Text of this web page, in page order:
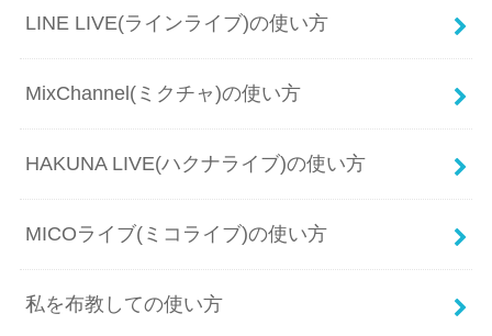
LINE LIVE(ラインライブ)の使い方
MixChannel(ミクチャ)の使い方
HAKUNA LIVE(ハクナライブ)の使い方
MICOライブ(ミコライブ)の使い方
私を布教しての使い方